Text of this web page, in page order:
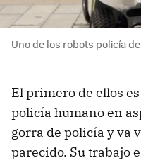
Uno de los robots policía
El primero de ellos
policía humano en
gorra de policía y va
parecido. Su trabajo